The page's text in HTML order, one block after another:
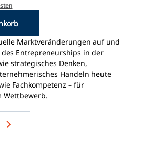
Marktveränderungen auf und
Entrepreneurships in der
strategisches Denken,
Handeln heute
Fachkompetenz – für
Wettbewerb.